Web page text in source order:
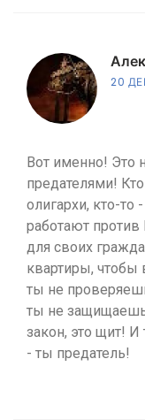
20
Вот именно! Это
предателями!
олигархи, кто-то
работают
для своих
квартиры, чтобы
ты не
ты не
закон, это щит! И
- ты предатель!